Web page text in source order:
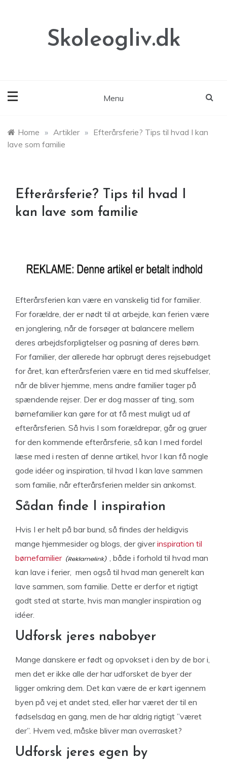
Skoleogliv.dk
Menu
Home » Artikler » Efterårsferie? Tips til hvad I kan
lave som familie
Efterårsferie? Tips til hvad I
kan lave som familie
Efterårsferien kan være en vanskelig tid for familier.
For forældre, der er nødt til at arbejde, kan ferien være
en jonglering, når de forsøger at balancere mellem
deres arbejdsforpligtelser og pasning af deres børn.
For familier, der allerede har opbrugt deres rejsebudget
for året, kan efterårsferien være en tid med skuffelser,
når de bliver hjemme, mens andre familier tager på
spændende rejser. Der er dog masser af ting, som
børnefamilier kan gøre for at få mest muligt ud af
efterårsferien. Så hvis I som forældrepar, går og gruer
for den kommende efterårsferie, så kan I med fordel
læse med i resten af denne artikel, hvor I kan få nogle
gode idéer og inspiration, til hvad I kan lave sammen
som familie, når efterårsferien melder sin ankomst.
Sådan finde I inspiration
Hvis I er helt på bar bund, så findes der heldigvis
mange hjemmesider og blogs, der giverinspiration til
børnefamilier
, både i forhold til hvad man
kan lave i ferier, men også til hvad man generelt kan
lave sammen, som familie. Dette er derfor et rigtigt
godt sted at starte, hvis man mangler inspiration og
idéer.
Udforsk jeres nabobyer
Mange danskere er født og opvokset i den by de bor i,
men det er ikke alle der har udforsket de byer der
ligger omkring dem. Det kan være de er kørt igennem
byen på vej et andet sted, eller har været der til en
fødselsdag en gang, men de har aldrig rigtigt ”været
der”. Hvem ved, måske bliver man overrasket?
Udforsk jeres egen by